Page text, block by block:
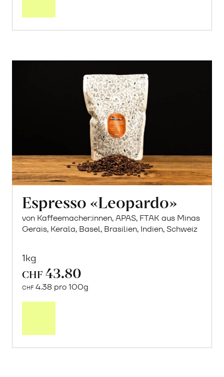
Espresso «Leopardo»
von Kaffeemacher:innen, APAS, FTAK aus Minas
Gerais, Kerala, Basel, Brasilien, Indien, Schweiz
1kg
CHF 43.80
CHF 4.38 pro 100g